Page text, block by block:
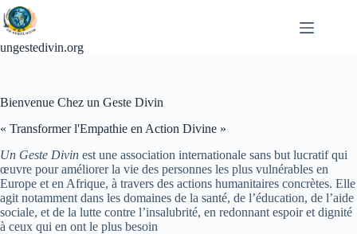
Passer
au
contenu
ungestedivin.org
Bienvenue Chez un Geste Divin
« Transformer l'Empathie en Action Divine »
Un Geste Divin est une association internationale sans but lucratif qui
œuvre pour améliorer la vie des personnes les plus vulnérables en
Europe et en Afrique, à travers des actions humanitaires concrètes. Elle
agit notamment dans les domaines de la santé, de l’éducation, de l’aide
sociale, et de la lutte contre l’insalubrité, en redonnant espoir et dignité
à ceux qui en ont le plus besoin